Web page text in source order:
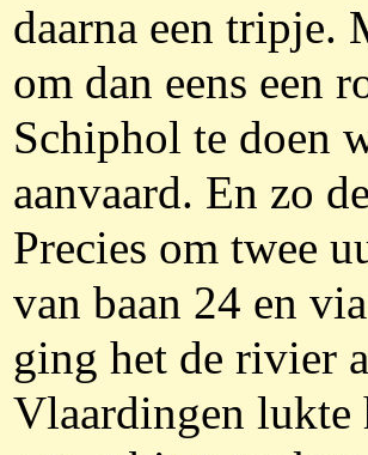
daarna een tripje.
om dan eens een
Schiphol te doen
aanvaard. En zo
Precies om twee
van baan 24 en
ging het de rivier
Vlaardingen lukte